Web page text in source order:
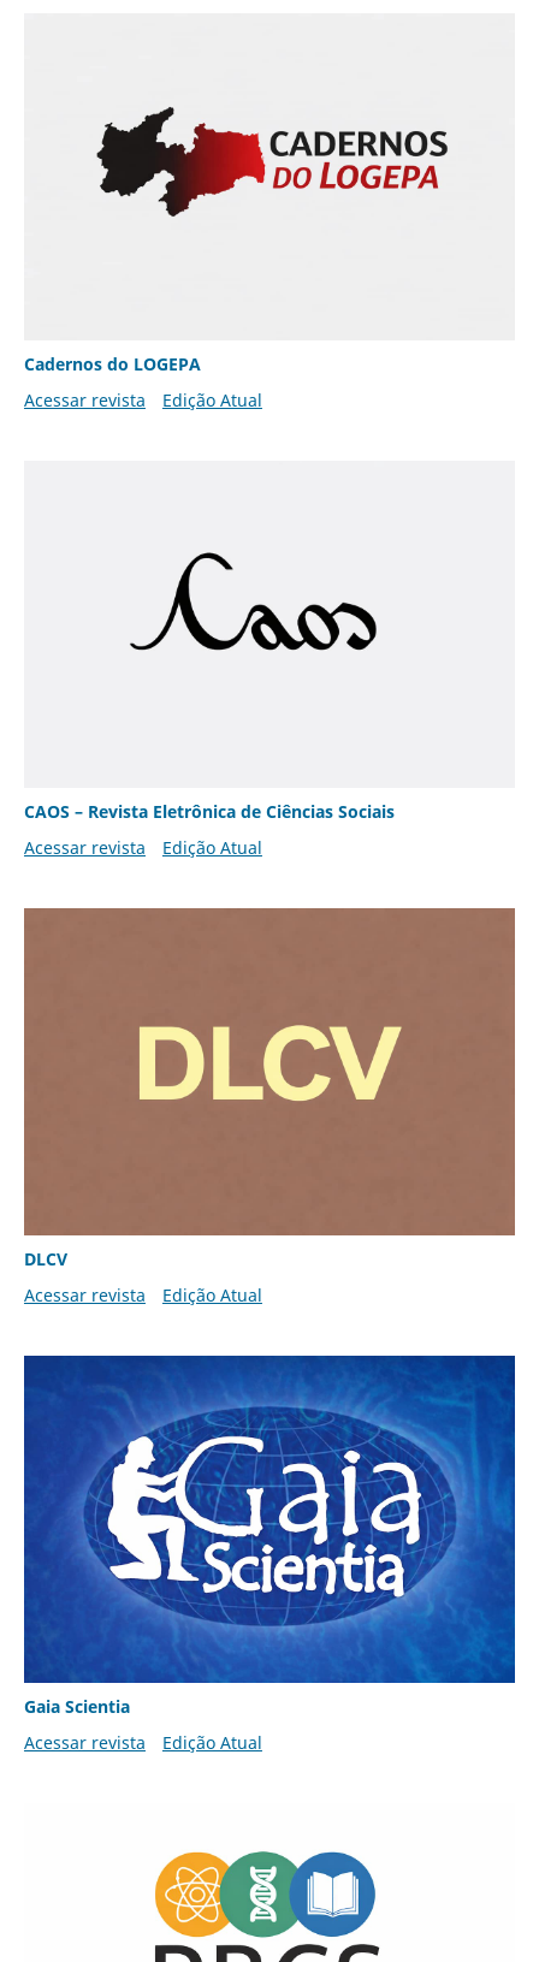
Cadernos do LOGEPA
Acessar revista
Edição Atual
CAOS – Revista Eletrônica de Ciências Sociais
Acessar revista
Edição Atual
DLCV
Acessar revista
Edição Atual
Gaia Scientia
Acessar revista
Edição Atual